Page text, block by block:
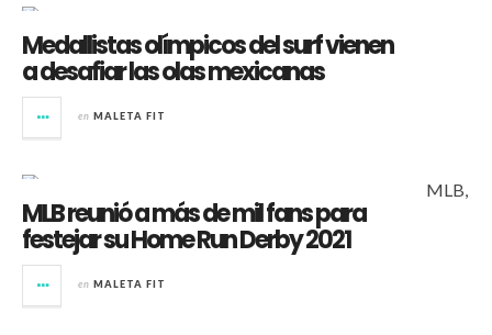
Medallistas olímpicos del surf vienen
a desafiar las olas mexicanas
en MALETA FIT
MLB reunió a más de mil fans para
festejar su Home Run Derby 2021
en MALETA FIT